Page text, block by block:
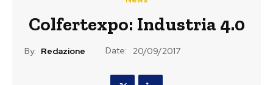
Colfertexpo: Industria 4.0
By: Redazione Date: 20/09/2017